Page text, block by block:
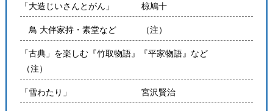
「大造じいさんとがん」 椋鳩十
鳥 大伴家持・素堂など （注）
「古典」を楽しむ『竹取物語』『平家物語』など
（注）
「雪わたり」 宮沢賢治